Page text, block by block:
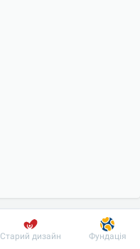
Пацієнту
Старий дизайн Фундація